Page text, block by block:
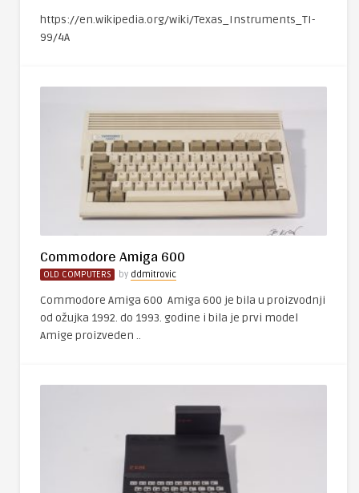
https://en.wikipedia.org/wiki/Texas_Instruments_TI-
99/4A
Commodore Amiga 600
OLD COMPUTERS by ddmitrovic
Commodore Amiga 600 Amiga 600 je bila u proizvodnji
od ožujka 1992. do 1993. godine i bila je prvi model
Amige proizveden ..